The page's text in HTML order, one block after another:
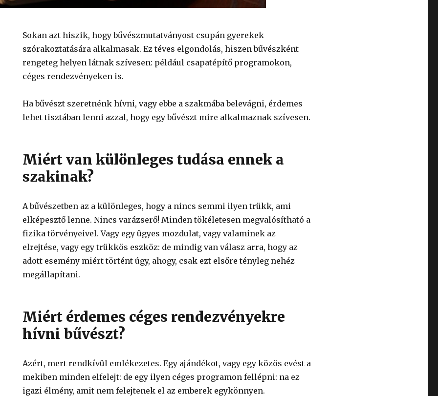
Sokan azt hiszik, hogy bűvészmutatványost csupán gyerekek
szórakoztatására alkalmasak. Ez téves elgondolás, hiszen bűvészként
rengeteg helyen látnak szívesen: például csapatépítő programokon,
céges rendezvényeken is.
Ha bűvészt szeretnénk hívni, vagy ebbe a szakmába belevágni, érdemes
lehet tisztában lenni azzal, hogy egy bűvészt mire alkalmaznak szívesen.
Miért van különleges tudása ennek a
szakinak?
A bűvészetben az a különleges, hogy a nincs semmi ilyen trükk, ami
elképesztő lenne. Nincs varázserő! Minden tökéletesen megvalósítható a
fizika törvényeivel. Vagy egy ügyes mozdulat, vagy valaminek az
elrejtése, vagy egy trükkös eszköz: de mindig van válasz arra, hogy az
adott esemény miért történt úgy, ahogy, csak ezt elsőre tényleg nehéz
megállapítani.
Miért érdemes céges rendezvényekre
hívni bűvészt?
Azért, mert rendkívül emlékezetes. Egy ajándékot, vagy egy közös evést a
mekiben minden elfelejt: de egy ilyen céges programon fellépni: na ez
igazi élmény, amit nem felejtenek el az emberek egykönnyen.